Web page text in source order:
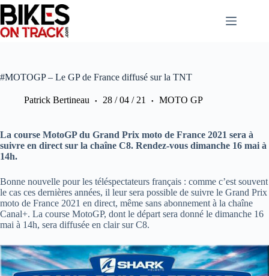
Passer
au
contenu
#MOTOGP – Le GP de France diffusé sur la TNT
Patrick Bertineau 28 / 04 / 21 MOTO GP
La course MotoGP du Grand Prix moto de France 2021 sera à
suivre en direct sur la chaîne C8. Rendez-vous dimanche 16 mai à
14h.
Bonne nouvelle pour les téléspectateurs français : comme c’est souvent
le cas ces dernières années, il leur sera possible de suivre le Grand Prix
moto de France 2021 en direct, même sans abonnement à la chaîne
Canal+. La course MotoGP, dont le départ sera donné le dimanche 16
mai à 14h, sera diffusée en clair sur C8.